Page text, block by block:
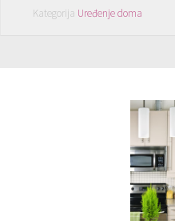
Kategorija Uređenje doma